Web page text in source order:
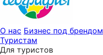
О нас Бизнес под брендом
Туристам
Для туристов